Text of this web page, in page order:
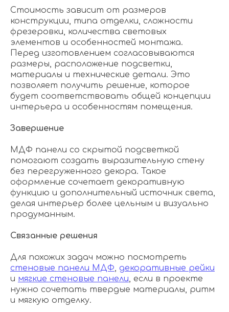
Стоимость зависит от размеров
конструкции, типа отделки, сложности
фрезеровки, количества световых
элементов и особенностей монтажа.
Перед изготовлением согласовываются
размеры, расположение подсветки,
материалы и технические детали. Это
позволяет получить решение, которое
будет соответствовать общей концепции
интерьера и особенностям помещения.
Завершение
МДФ панели со скрытой подсветкой
помогают создать выразительную стену
без перегруженного декора. Такое
оформление сочетает декоративную
функцию и дополнительный источник света,
делая интерьер более цельным и визуально
продуманным.
Связанные решения
Для похожих задач можно посмотреть
стеновые панели МДФ, декоративные рейки
и мягкие стеновые панели, если в проекте
нужно сочетать твердые материалы, ритм
и мягкую отделку.